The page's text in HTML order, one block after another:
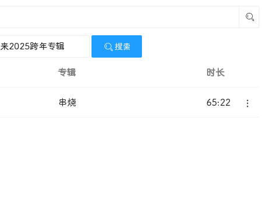
 搜索
时长
专辑
65:22
串烧